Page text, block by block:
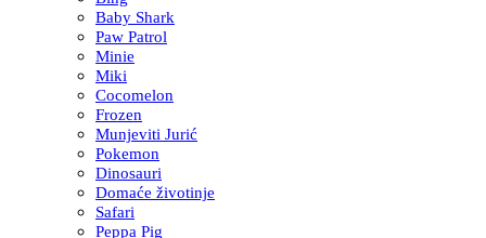
Baby Shark
Paw Patrol
Minie
Miki
Cocomelon
Frozen
Munjeviti Jurić
Pokemon
Dinosauri
Domaće životinje
Safari
Peppa Pig